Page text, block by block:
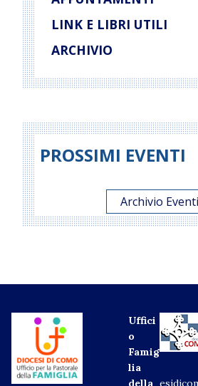
LINK E LIBRI UTILI
ARCHIVIO
PROSSIMI EVENTI
Archivio Eventi
Uffici
o
Famig
lia
della